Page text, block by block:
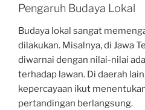
Pengaruh Budaya Lokal
Budaya lokal sangat
dilakukan. Misalnya, di Jawa
diwarnai dengan nilai-nilai
terhadap lawan. Di daerah
kepercayaan ikut
pertandingan berlangsung.